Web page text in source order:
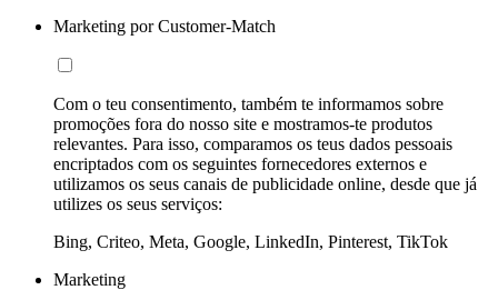
Marketing por Customer-Match
Com o teu consentimento, também te informamos sobre
promoções fora do nosso site e mostramos-te produtos
relevantes. Para isso, comparamos os teus dados pessoais
encriptados com os seguintes fornecedores externos e
utilizamos os seus canais de publicidade online, desde que já
utilizes os seus serviços:
Bing, Criteo, Meta, Google, LinkedIn, Pinterest, TikTok
Marketing